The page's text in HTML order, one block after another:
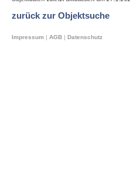
zurück zur Objektsuche
Impressum | AGB | Datenschutz